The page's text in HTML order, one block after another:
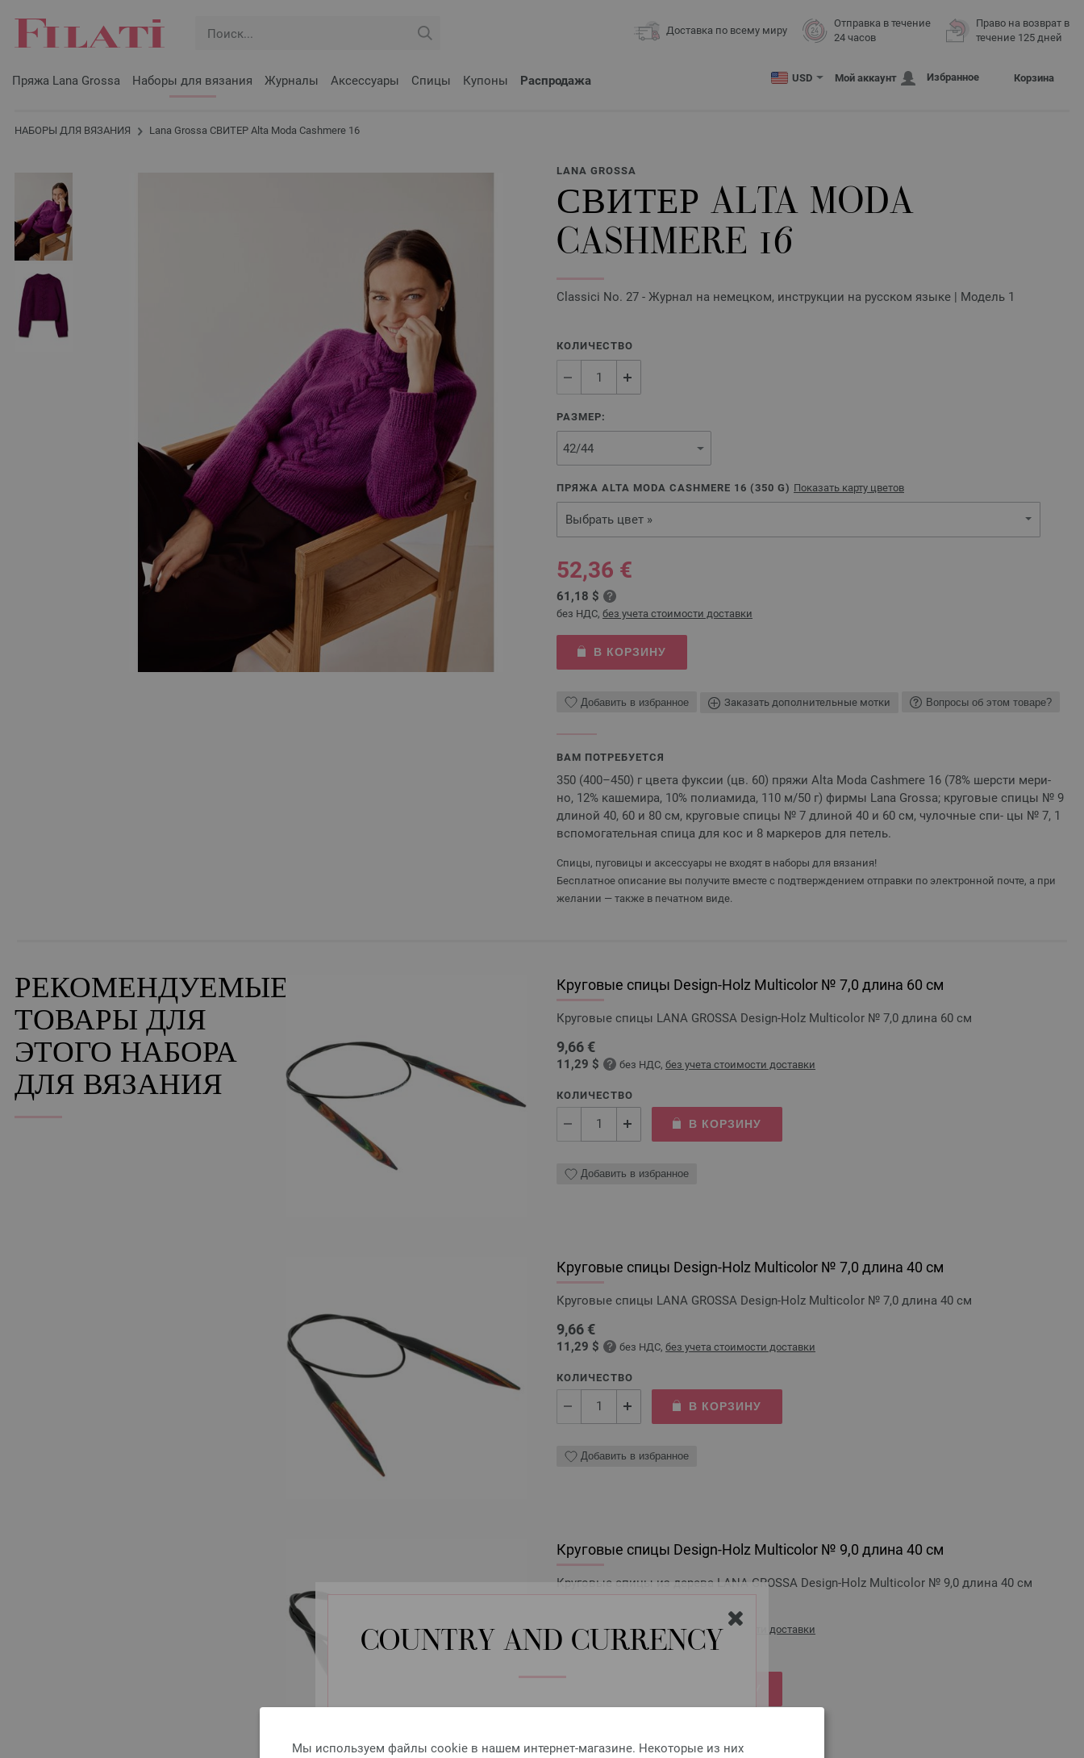
COUNTRY AND CURRENCY
LANGUAGE
Мы используем файлы cookie в нашем интернет-магазине. Некоторые из них
Доставка по всему миру
Отправка в течение
24 часов
Право на возврат в
течение 125 дней
Пряжа Lana Grossa Наборы для вязания Журналы Аксессуары Спицы Купоны Распродажа USD Мой аккаунт Избранное Корзина
НАБОРЫ ДЛЯ ВЯЗАНИЯ Lana Grossa СВИТЕР Alta Moda Cashmere 16
LANA GROSSA
СВИТЕР ALTA MODA
CASHMERE 16
Classici No. 27 - Журнал на немецком, инструкции на русском языке | Модель 1
КОЛИЧЕСТВО
РАЗМЕР:
ПРЯЖА ALTA MODA CASHMERE 16 (350 G) Показать карту цветов
Выбрать цвет »
52,36 €
61,18 $
без НДС, без учета стоимости доставки
В КОРЗИНУ
Добавить в избранное Заказать дополнительные мотки Вопросы об этом товаре?
ВАМ ПОТРЕБУЕТСЯ
350 (400–450) г цвета фуксии (цв. 60) пряжи Alta Moda Cashmere 16 (78% шерсти мери-
но, 12% кашемира, 10% полиамида, 110 м/50 г) фирмы Lana Grossa; круговые спицы № 9
длиной 40, 60 и 80 см, круговые спицы № 7 длиной 40 и 60 см, чулочные спи- цы № 7, 1
вспомогательная спица для кос и 8 маркеров для петель.
Спицы, пуговицы и аксессуары не входят в наборы для вязания!
Бесплатное описание вы получите вместе с подтверждением отправки по электронной почте, а при
желании — также в печатном виде.
РЕКОМЕНДУЕМЫЕ
ТОВАРЫ ДЛЯ
ЭТОГО НАБОРА
ДЛЯ ВЯЗАНИЯ
Круговые спицы Design-Holz Multicolor № 7,0 длина 60 см
Круговые спицы LANA GROSSA Design-Holz Multicolor № 7,0 длина 60 см
9,66 €
11,29 $ без НДС, без учета стоимости доставки
КОЛИЧЕСТВО
В КОРЗИНУ
Добавить в избранное
Круговые спицы Design-Holz Multicolor № 7,0 длина 40 см
Круговые спицы LANA GROSSA Design-Holz Multicolor № 7,0 длина 40 см
9,66 €
11,29 $ без НДС, без учета стоимости доставки
КОЛИЧЕСТВО
В КОРЗИНУ
Добавить в избранное
Круговые спицы Design-Holz Multicolor № 9,0 длина 40 см
Круговые спицы из дерева LANA GROSSA Design-Holz Multicolor № 9,0 длина 40 см
12,71 $ без НДС,без учета стоимости доставки